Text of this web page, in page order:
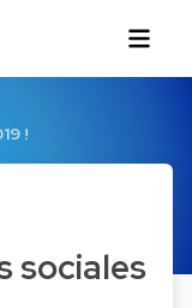
!
sociales